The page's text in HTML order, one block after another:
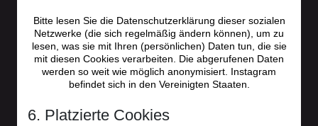
Bitte lesen Sie die Datenschutzerklärung dieser sozialen
Netzwerke (die sich regelmäßig ändern können), um zu
lesen, was sie mit Ihren (persönlichen) Daten tun, die sie
mit diesen Cookies verarbeiten. Die abgerufenen Daten
werden so weit wie möglich anonymisiert. Instagram
befindet sich in den Vereinigten Staaten.
6. Platzierte Cookies